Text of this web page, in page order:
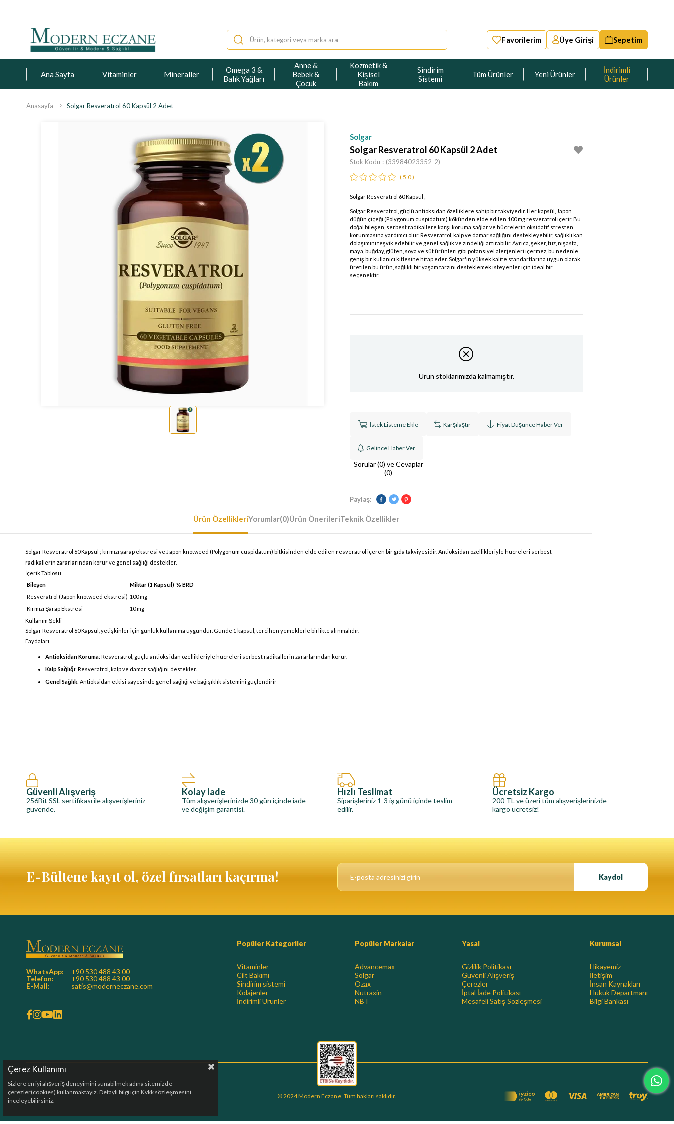
Favorilerim Üye Girişi Sepetim
Ana Sayfa Vitaminler Mineraller
Omega 3 &
Balık Yağları
Anne &
Bebek &
Çocuk
Kozmetik &
Kişisel
Bakım
Sindirim
Sistemi
Tüm Ürünler Yeni Ürünler
İndirimli
Ürünler
Anasayfa Solgar Resveratrol 60 Kapsül 2 Adet
Solgar
Solgar Resveratrol 60 Kapsül 2 Adet
Stok Kodu (33984023352-2)
5.0
Solgar Resveratrol 60 Kapsül ;
Solgar Resveratrol, güçlü antioksidan özelliklere sahip bir takviyedir. Her kapsül, Japon
düğün çiçeği (Polygonum cuspidatum) kökünden elde edilen 100 mg resveratrol içerir. Bu
doğal bileşen, serbest radikallere karşı koruma sağlar ve hücrelerin oksidatif stresten
korunmasına yardımcı olur. Resveratrol, kalp ve damar sağlığını destekleyebilir, sağlıklı kan
dolaşımını teşvik edebilir ve genel sağlık ve zindeliği artırabilir. Ayrıca, şeker, tuz, nişasta,
maya, buğday, glüten, soya ve süt ürünleri gibi potansiyel alerjenleri içermez, bu nedenle
geniş bir kullanıcı kitlesine hitap eder. Solgar'ın yüksek kalite standartlarına uygun olarak
üretilen bu ürün, sağlıklı bir yaşam tarzını desteklemek isteyenler için ideal bir
seçenektir.
Ürün stoklarımızda kalmamıştır.
İstek Listeme Ekle Karşılaştır Fiyat Düşünce Haber Ver
Gelince Haber Ver
Sorular (0) ve Cevaplar
(0)
Paylaş:
Ürün ÖzellikleriYorumlar(0)Ürün ÖnerileriTeknik Özellikler
Solgar Resveratrol 60 Kapsül ; kırmızı şarap ekstresi ve Japon knotweed (Polygonum cuspidatum) bitkisinden elde edilen resveratrol içeren bir gıda takviyesidir. Antioksidan özellikleriyle hücreleri serbest
radikallerin zararlarından korur ve genel sağlığı destekler.
İçerik Tablosu
Bileşen
Miktar (1 Kapsül) % BRD
Resveratrol (Japon knotweed ekstresi) 100 mg
-
Kırmızı Şarap Ekstresi
10 mg
-
Kullanım Şekli
Solgar Resveratrol 60 Kapsül, yetişkinler için günlük kullanıma uygundur. Günde 1 kapsül, tercihen yemeklerle birlikte alınmalıdır.
Faydaları
Antioksidan Koruma: Resveratrol, güçlü antioksidan özellikleriyle hücreleri serbest radikallerin zararlarından korur.
Kalp Sağlığı: Resveratrol, kalp ve damar sağlığını destekler.
Genel Sağlık: Antioksidan etkisi sayesinde genel sağlığı ve bağışıklık sistemini güçlendirir
Güvenli Alışveriş
256Bit SSL sertifikası ile alışverişleriniz
güvende.
Kolay İade
Tüm alışverişlerinizde 30 gün içinde iade
ve değişim garantisi.
Hızlı Teslimat
Siparişleriniz 1-3 iş günü içinde teslim
edilir.
Ücretsiz Kargo
200 TL ve üzeri tüm alışverişlerinizde
kargo ücretsiz!
E-Bültene kayıt ol, özel fırsatları kaçırma! Kaydol
WhatsApp:
+90 530 488 43 00
Telefon:
+90 530 488 43 00
E-Mail:
satis@moderneczane.com
Popüler Kategoriler
Vitaminler
Cilt Bakımı
Sindirim sistemi
Kolajenler
İndirimli Ürünler
Popüler Markalar
Advancemax
Solgar
Ozax
Nutraxin
NBT
Yasal
Gizlilik Politikası
Güvenli Alışveriş
Çerezler
İptal İade Politikası
Mesafeli Satış Sözleşmesi
Kurumsal
Hikayemiz
İletişim
İnsan Kaynakları
Hukuk Departmanı
Bilgi Bankası
© 2024 Modern Eczane. Tüm hakları saklıdır.
Çerez Kullanımı
Sizlere en iyi alışveriş deneyimini sunabilmek adına sitemizde
çerezler(cookies) kullanmaktayız. Detaylı bilgi için Kvkk sözleşmesini
inceleyebilirsiniz.